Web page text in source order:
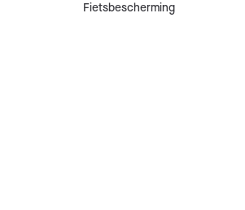
Fietsbescherming